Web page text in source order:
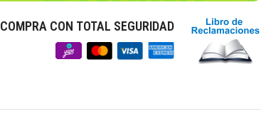
COMPRA CON TOTAL SEGURIDAD